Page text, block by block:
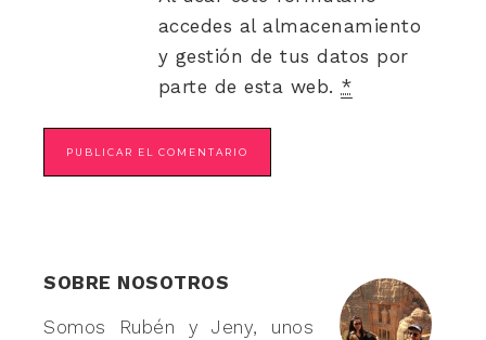
accedes al almacenamiento
y gestión de tus datos por
parte de esta web. *
SOBRE NOSOTROS
Somos Rubén y Jeny, unos